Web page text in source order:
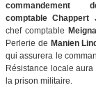
commandement
comptable Chappert
chef comptable
Perlerie de Manien
qui assurera le
Résistance locale
la prison militaire.